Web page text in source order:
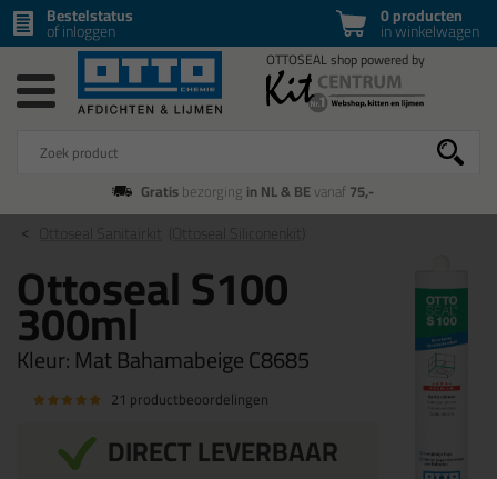
0 producten
in winkelwagen
Bestelstatus
of inloggen
Gratisbezorging in NL & BEvanaf75,-
Ottoseal S100
300ml
Kleur:Mat Bahamabeige C8685
21 productbeoordelingen
DIRECT LEVERBAAR